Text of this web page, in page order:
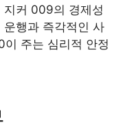
지커 009의 경제성
행과 즉각적인 사
주는 심리적 안정